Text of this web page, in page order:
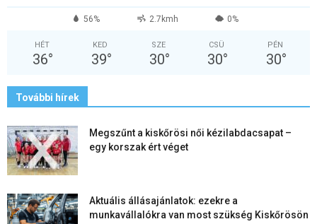
56% 2.7kmh 0%
HÉT
36°
KED
39°
SZE
30°
CSÜ
30°
PÉN
30°
További hírek
Megszűnt a kiskőrösi női kézilabdacsapat –
egy korszak ért véget
Aktuális állásajánlatok: ezekre a
munkavállalókra van most szükség Kiskőrösön